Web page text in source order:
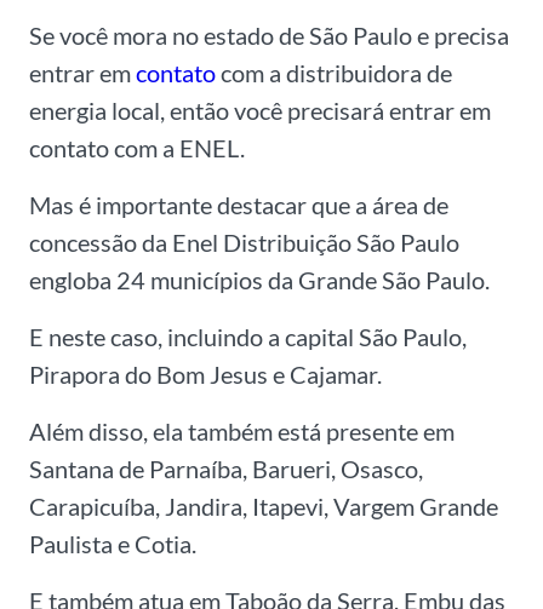
Se você mora no estado de São Paulo e precisa
entrar emcontatocom a distribuidora de
energia local, então você precisará entrar em
contato com a ENEL.
Mas é importante destacar que a área de
concessão da Enel Distribuição São Paulo
engloba 24 municípios da Grande São Paulo.
E neste caso, incluindo a capital São Paulo,
Pirapora do Bom Jesus e Cajamar.
Além disso, ela também está presente em
Santana de Parnaíba, Barueri, Osasco,
Carapicuíba, Jandira, Itapevi, Vargem Grande
Paulista e Cotia.
E também atua em Taboão da Serra, Embu das